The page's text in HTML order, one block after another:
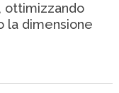
ottimizzando
la dimensione